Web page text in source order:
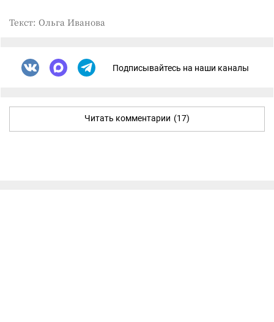
Текст: Ольга Иванова
Подписывайтесь на наши каналы
Читать комментарии (17)